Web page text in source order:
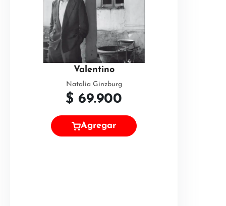
Valentino
Natalia Ginzburg
$ 69.900
Agregar